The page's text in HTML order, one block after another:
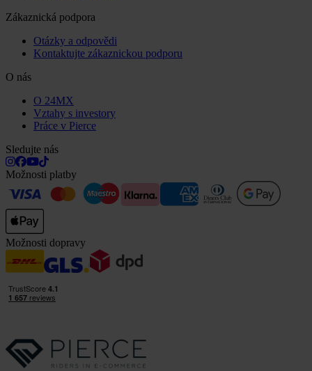
Zákaznická podpora
Otázky a odpovědi
Kontaktujte zákaznickou podporu
O nás
O 24MX
Vztahy s investory
Práce v Pierce
Sledujte nás
Možnosti platby
Možnosti dopravy